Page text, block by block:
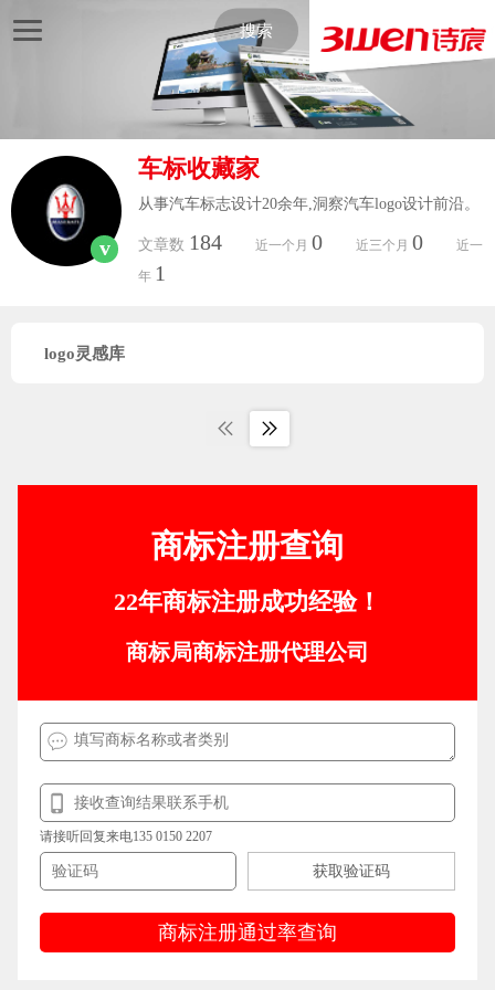
搜索
v
车标收藏家
从事汽车标志设计20余年,洞察汽车logo设计前沿。
文章数 184 近一个月 0 近三个月 0
近一
年 1
logo灵感库
商标注册查询
22年商标注册成功经验！
商标局商标注册代理公司
请接听回复来电135 0150 2207
获取验证码
商标注册通过率查询